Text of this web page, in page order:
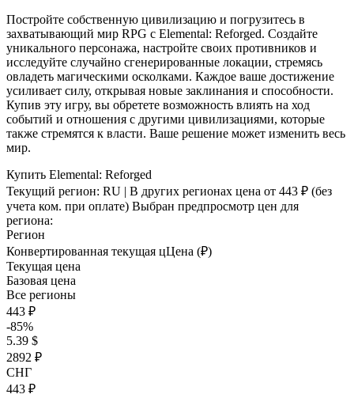
Постройте собственную цивилизацию и погрузитесь в
захватывающий мир RPG с Elemental: Reforged. Создайте
уникального персонажа, настройте своих противников и
исследуйте случайно сгенерированные локации, стремясь
овладеть магическими осколками. Каждое ваше достижение
усиливает силу, открывая новые заклинания и способности.
Купив эту игру, вы обретете возможность влиять на ход
событий и отношения с другими цивилизациями, которые
также стремятся к власти. Ваше решение может изменить весь
мир.
Купить Elemental: Reforged
Текущий регион: RU | В других регионах цена от 443 ₽ (без
учета ком. при оплате) Выбран предпросмотр цен для
региона:
Регион
Конвертированная текущая цЦена (₽)
Текущая цена
Базовая цена
Все регионы
443 ₽
-85%
5.39 $
2892 ₽
СНГ
443 ₽